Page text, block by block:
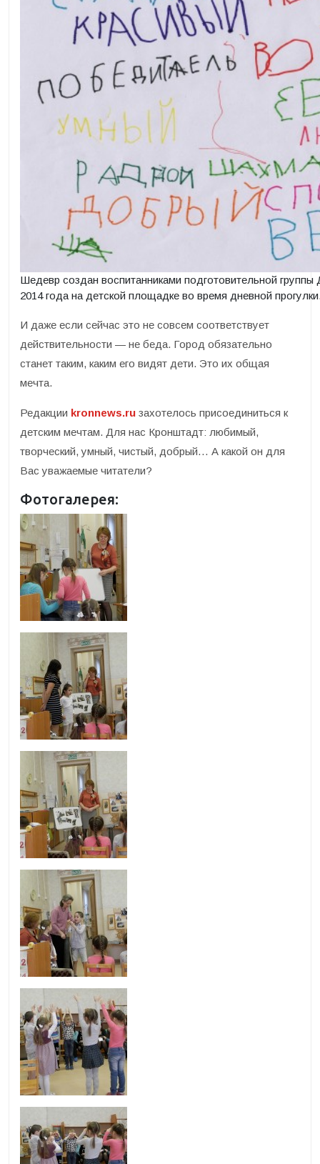
Шедевр создан воспитанниками подготовительной
2014 года на детской площадке во время дневной
И даже если сейчас это не совсем соответствует
действительности — не беда. Город обязательно
станет таким, каким его видят дети. Это их общая
мечта.
Редакции kronnews.ru захотелось присоединиться к
детским мечтам. Для нас Кронштадт: любимый,
творческий, умный, чистый, добрый… А какой он для
Вас уважаемые читатели?
Фотогалерея: